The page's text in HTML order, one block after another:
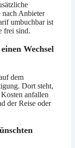
nach Anbieter
umbuchbar ist
frei sind.
Wechsel
dem
Dort steht,
anfallen
der Reise oder